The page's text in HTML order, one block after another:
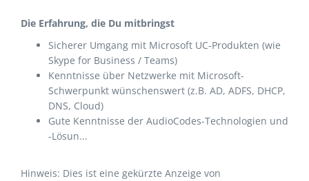
Die Erfahrung, die Du mitbringst
Sicherer Umgang mit Microsoft UC-Produkten (wie
Skype for Business / Teams)
Kenntnisse über Netzwerke mit Microsoft-
Schwerpunkt wünschenswert (z.B. AD, ADFS, DHCP,
DNS, Cloud)
Gute Kenntnisse der AudioCodes-Technologien und
-Lösun...
Hinweis: Dies ist eine gekürzte Anzeige von